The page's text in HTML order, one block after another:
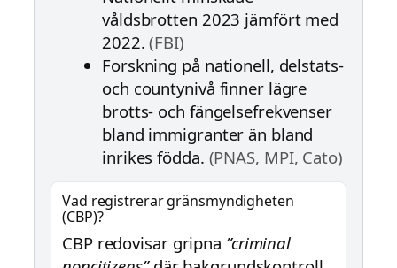
våldsbrotten 2023 jämfört med
2022.(FBI)
Forskning på nationell, delstats-
och countynivå finner lägre
brotts- och fängelsefrekvenser
bland immigranter än bland
inrikes födda. (PNAS, MPI, Cato)
Vad registrerar gränsmyndigheten
(CBP)?
CBP redovisar gripna ”criminal